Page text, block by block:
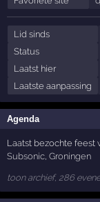
Lid sinds
Status
Laatst hier
Laatste aanpassing
Agenda
Laatst bezochte feest
Subsonic ,Groningen
toon archief, 286